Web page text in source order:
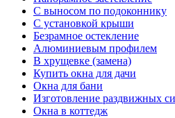
С выносом по подоконнику
С установкой крыши
Безрамное остекление
Алюминиевым профилем
В хрущевке (замена)
Купить окна для дачи
Окна для бани
Изготовление раздвижных
Окна в коттедж